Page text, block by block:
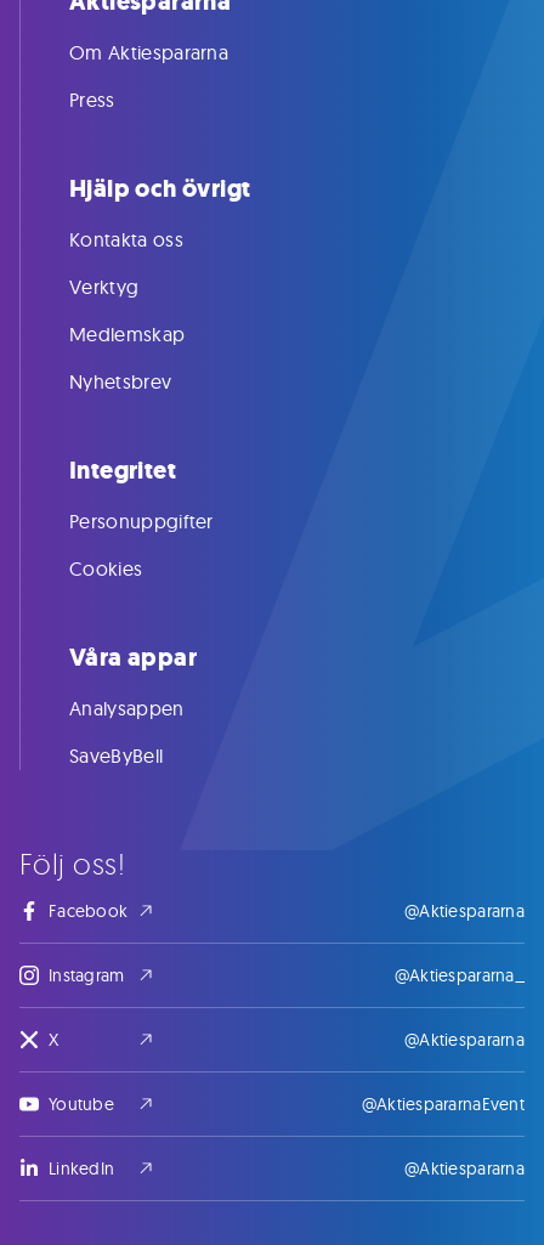
Följ oss!
Facebook @Aktiespararna
Instagram @Aktiespararna_
X @Aktiespararna
Youtube @AktiespararnaEvent
LinkedIn @Aktiespararna
Om Aktiespararna
Press
Hjälp och övrigt
Kontakta oss
Verktyg
Medlemskap
Nyhetsbrev
Integritet
Personuppgifter
Cookies
Våra appar
Analysappen
SaveByBell